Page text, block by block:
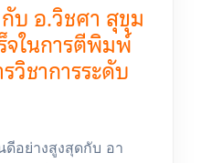
บ อ.วิชศา สุขุม
ในการตีพิมพ์
วิชาการระดับ
อย่างสูงสุดกับ อา